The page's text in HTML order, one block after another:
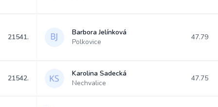
21541.
Barbora Jelínková
Polkovice
47.79
21542.
Karolina Sadecká
Nechvalice
47.75